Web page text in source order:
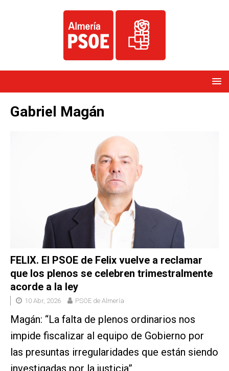
Gabriel Magán
FELIX. El PSOE de Felix vuelve a reclamar
que los plenos se celebren trimestralmente
acorde a la ley
10 Abr, 2026 PSOE de Almería
Magán: “La falta de plenos ordinarios nos
impide fiscalizar al equipo de Gobierno por
las presuntas irregularidades que están siendo